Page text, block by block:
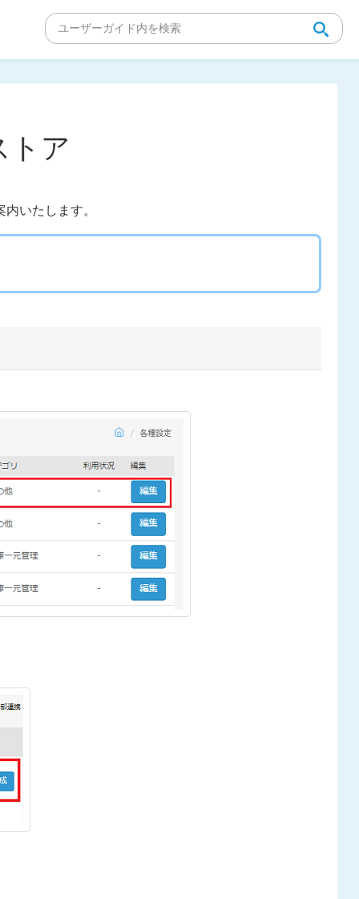
トア
いたします。